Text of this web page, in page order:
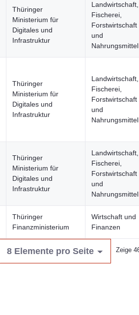
Thüringer
Ministerium für
Digitales und
Infrastruktur
Landwirtschaft,
Fischerei,
Forstwirtschaft
und
Nahrungsmittel
Thüringer
Ministerium für
Digitales und
Infrastruktur
Landwirtschaft,
Fischerei,
Forstwirtschaft
und
Nahrungsmittel
Thüringer
Ministerium für
Digitales und
Infrastruktur
Landwirtschaft,
Fischerei,
Forstwirtschaft
und
Nahrungsmittel
Thüringer
Finanzministerium
Wirtschaft und
Finanzen
8 Elemente pro Seite Zeige